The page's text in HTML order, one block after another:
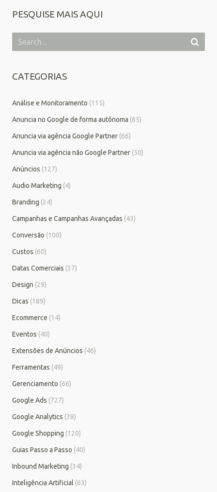
PESQUISE MAIS AQUI
CATEGORIAS
Análise e Monitoramento (115)
Anuncia no Google de forma autônoma (65)
Anuncia via agência Google Partner (66)
Anuncia via agência não Google Partner (50)
Anúncios (127)
Audio Marketing (4)
Branding (24)
Campanhas e Campanhas Avançadas (43)
Conversão (100)
Custos (60)
Datas Comerciais (37)
Design (29)
Dicas (189)
Ecommerce (14)
Eventos (40)
Extensões de Anúncios (46)
Ferramentas (49)
Gerenciamento (66)
Google Ads (727)
Google Analytics (38)
Google Shopping (120)
Guias Passo a Passo (40)
Inbound Marketing (34)
Inteligência Artificial (63)